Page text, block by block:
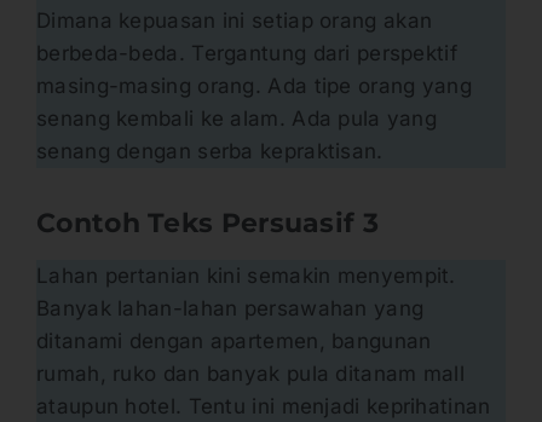
Dimana kepuasan ini setiap orang akan
berbeda-beda. Tergantung dari perspektif
masing-masing orang. Ada tipe orang yang
senang kembali ke alam. Ada pula yang
senang dengan serba kepraktisan.
Contoh Teks Persuasif 3
Lahan pertanian kini semakin menyempit.
Banyak lahan-lahan persawahan yang
ditanami dengan apartemen, bangunan
rumah, ruko dan banyak pula ditanam mall
ataupun hotel. Tentu ini menjadi keprihatinan